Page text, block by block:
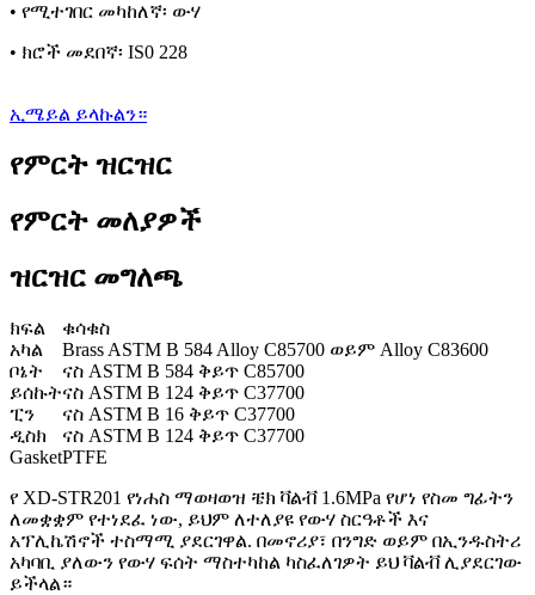
• የሚተገበር መካከለኛ፡ ውሃ
• ክሮች መደበኛ፡ IS0 228
ኢሜይል ይላኩልን።
የምርት ዝርዝር
የምርት መለያዎች
ዝርዝር መግለጫ
ክፍል
ቁሳቁስ
አካል
Brass ASTM B 584 Alloy C85700 ወይም Alloy C83600
ቦኔት
ናስ ASTM B 584 ቅይጥ C85700
ይሰኩትናስ ASTM B 124 ቅይጥ C37700
ፒን
ናስ ASTM B 16 ቅይጥ C37700
ዲስክ
ናስ ASTM B 124 ቅይጥ C37700
GasketPTFE
የ XD-STR201 የነሐስ ማወዛወዝ ቼክ ቫልቭ 1.6MPa የሆነ የስመ ግፊትን
ለመቋቋም የተነደፈ ነው, ይህም ለተለያዩ የውሃ ስርዓቶች እና
አፕሊኬሽኖች ተስማሚ ያደርገዋል. በመኖሪያ፣ በንግድ ወይም በኢንዱስትሪ
አካባቢ ያለውን የውሃ ፍሰት ማስተካከል ካስፈለገዎት ይህ ቫልቭ ሊያደርገው
ይችላል።